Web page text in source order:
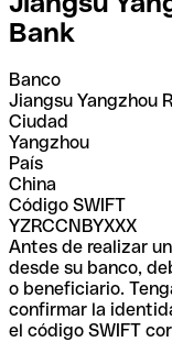
Bank
Banco
Jiangsu Yangzhou
Ciudad
Yangzhou
País
China
Código SWIFT
YZRCCNBYXXX
Antes de realizar
desde su banco,
o beneficiario.
confirmar la
el código SWIFT